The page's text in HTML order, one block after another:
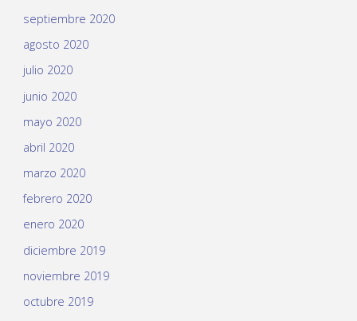
septiembre 2020
agosto 2020
julio 2020
junio 2020
mayo 2020
abril 2020
marzo 2020
febrero 2020
enero 2020
diciembre 2019
noviembre 2019
octubre 2019